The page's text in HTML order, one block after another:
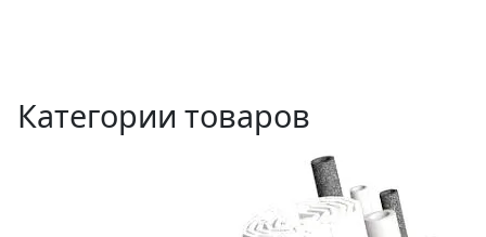
Категории товаров